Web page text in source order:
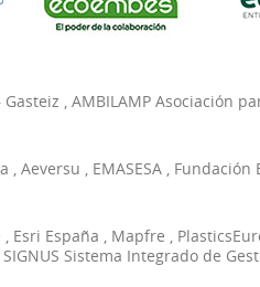
, AMBILAMP Asociación
, Aeversu , EMASESA , Fundación
, Esri España , Mapfre ,
SIGNUS Sistema Integrado de